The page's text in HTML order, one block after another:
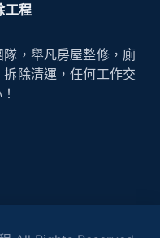
工程
，舉凡房屋整修，廁
除清運，任何工作交